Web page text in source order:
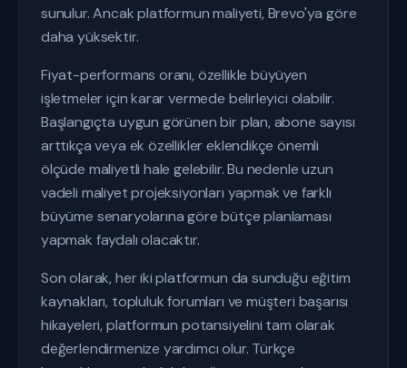
sunulur. Ancak platformun maliyeti, Brevo'ya göre
daha yüksektir.
Fiyat-performans oranı, özellikle büyüyen
işletmeler için karar vermede belirleyici olabilir.
Başlangıçta uygun görünen bir plan, abone sayısı
arttıkça veya ek özellikler eklendikçe önemli
ölçüde maliyetli hale gelebilir. Bu nedenle uzun
vadeli maliyet projeksiyonları yapmak ve farklı
büyüme senaryolarına göre bütçe planlaması
yapmak faydalı olacaktır.
Son olarak, her iki platformun da sunduğu eğitim
kaynakları, topluluk forumları ve müşteri başarısı
hikayeleri, platformun potansiyelini tam olarak
değerlendirmenize yardımcı olur. Türkçe